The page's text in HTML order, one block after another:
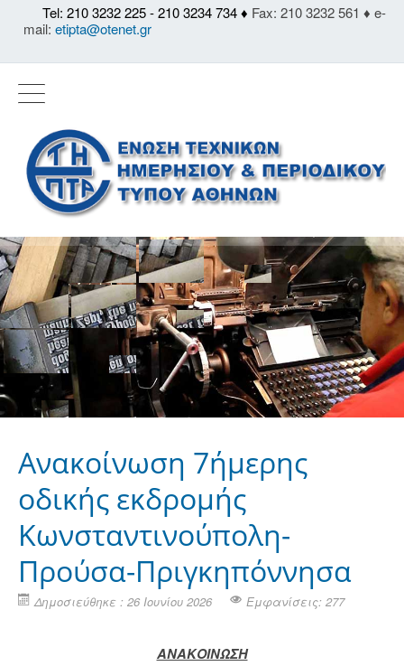
Tel: 210 3232 225 - 210 3234 734 ♦ Fax: 210 3232 561 ♦ e-
mail: etipta@otenet.gr
Ανακοίνωση 7ήμερης
οδικής εκδρομής
Κωνσταντινούπολη-
Προύσα-Πριγκηπόννησα
Δημοσιεύθηκε : 26 Ιουνίου 2026 Εμφανίσεις: 277
ΑΝΑΚΟΙΝΩΣΗ